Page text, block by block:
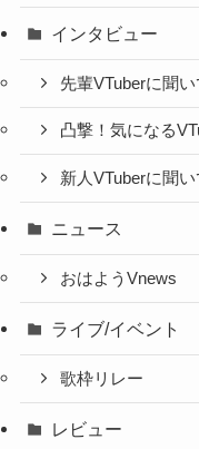
インタビュー
先輩VTuberに聞い
凸撃！気になる
新人VTuberに聞い
ニュース
おはようVnews
ライブ/イベント
歌枠リレー
レビュー